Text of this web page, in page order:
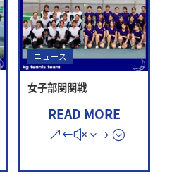
ニュース
女子部関関戦
READ MORE